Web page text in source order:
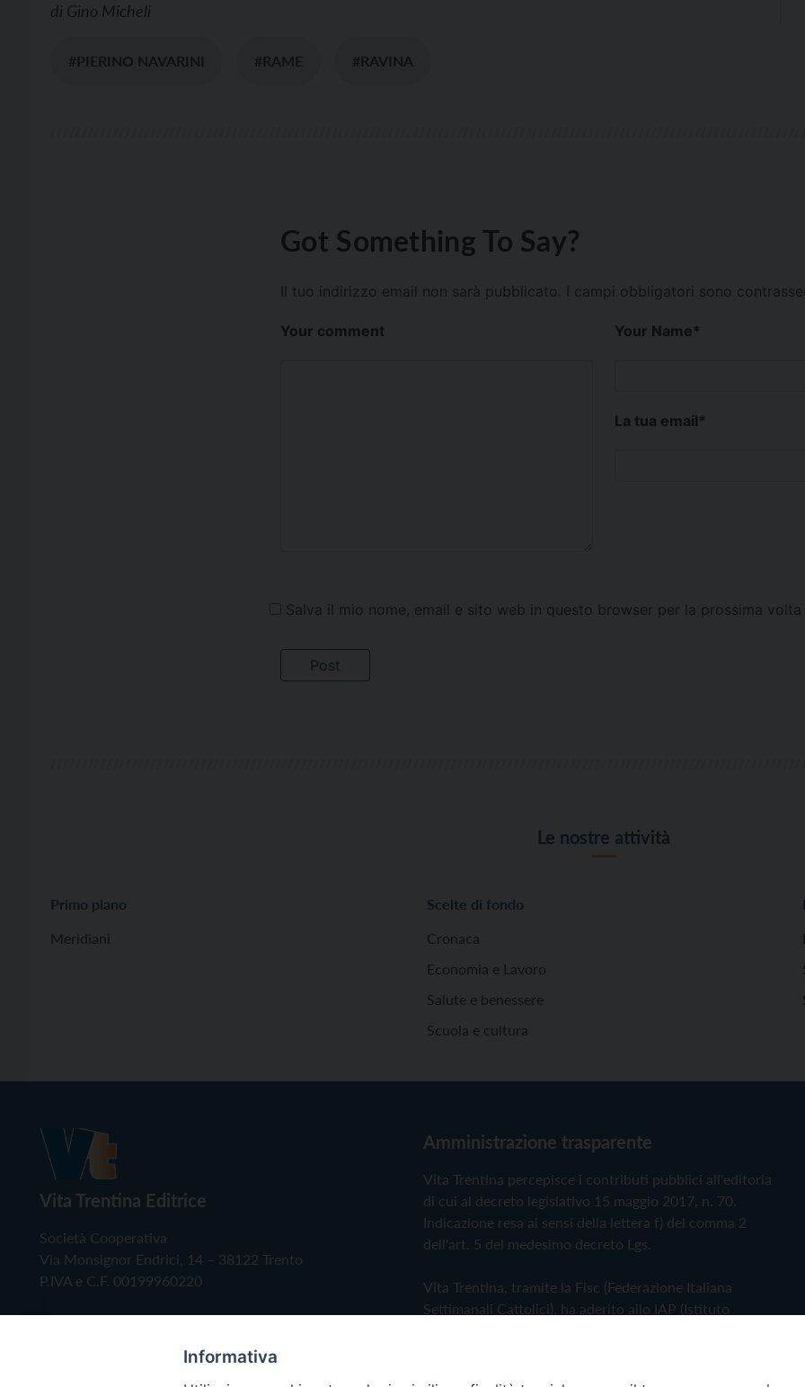
di Gino Micheli
#PIERINO NAVARINI #RAME #RAVINA
Got Something To Say?
Il tuo indirizzo email non sarà pubblicato. I campi obbligatori sono
Your comment Your Name*
La tua email*
Salva il mio nome, email e sito web in questo browser per la prossima
Le nostre attività
Primo piano
Meridiani
Scelte di fondo
Cronaca
Economia e Lavoro
Salute e benessere
Scuola e cultura
Vita Trentina Editrice
Società Cooperativa
Via Monsignor Endrici, 14 – 38122 Trento
P.IVA e C.F. 00199960220
Amministrazione trasparente
Vita Trentina percepisce i contributi pubblici all'editoria
di cui al decreto legislativo 15 maggio 2017, n. 70.
Indicazione resa ai sensi della lettera f) del comma 2
dell'art. 5 del medesimo decreto Lgs.
Vita Trentina, tramite la Fisc (Federazione Italiana
Settimanali Cattolici), ha aderito allo IAP (Istituto
Informativa